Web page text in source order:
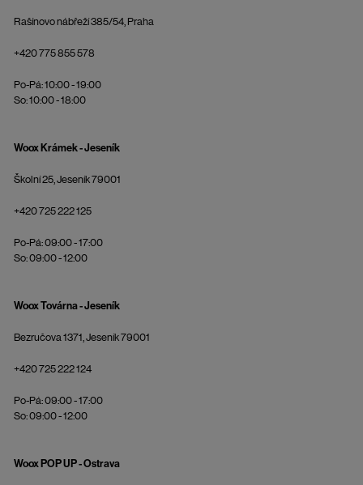
Rašínovo nábřeží 385/54, Praha
+420 775 855 578
Po-Pá: 10:00 - 19:00
So: 10:00 - 18:00
Woox Krámek - Jeseník
Školní 25, Jeseník 79001
+420 725 222 125
Po-Pá: 09:00 - 17:00
So: 09:00 - 12:00
Woox Továrna - Jeseník
Bezručova 1371, Jeseník 79001
+420 725 222 124
Po-Pá: 09:00 - 17:00
So: 09:00 - 12:00
Woox POP UP - Ostrava